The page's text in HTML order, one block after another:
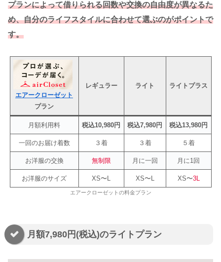
プランによって借りられる回数や交換の自由度が異なるた
め、自分のライフスタイルに合わせて選ぶのがポイントで
す。
エアークローゼット
プラン
レギュラー ライト ライトプラス
月額利用料 税込10,980円 税込7,980円 税込13,980円
一回のお届け着数 ３着 ３着 ５着
お洋服の交換 無制限 月に一回 月に1回
お洋服のサイズ XS〜L XS〜L XS〜3L
エアークローゼットの料金プラン
月額7,980円(税込)のライトプラン